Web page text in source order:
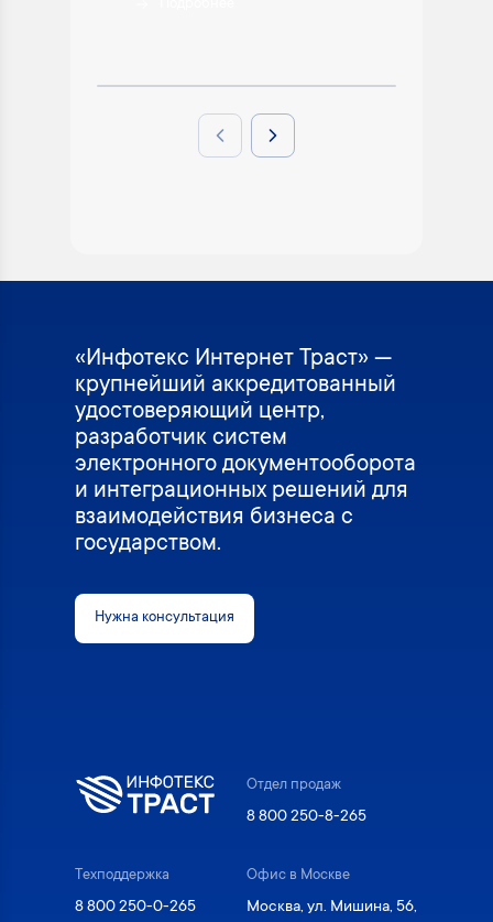
Previous slideNext slide
«Инфотекс Интернет Траст» —
крупнейший аккредитованный
удостоверяющий центр,
разработчик систем
электронного документооборота
и интеграционных решений для
взаимодействия бизнеса с
государством.
Нужна консультация
Отдел продаж
8 800 250-8-265
Техподдержка
8 800 250-0-265
Офис в Москве
Москва, ул. Мишина, 56,